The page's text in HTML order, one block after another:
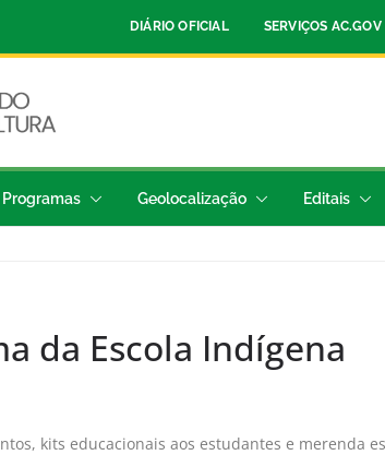
DIÁRIO OFICIAL SERVIÇOS AC.GOV
Programas Geolocalização Editais
da Escola Indígena
kits educacionais aos estudantes e merenda